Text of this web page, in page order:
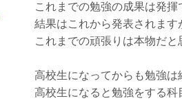
これまでの勉強の成果は発揮
結果はこれから発表されま
これまでの頑張りは本物だと
高校生になってからも勉強は
高校生になると勉強をする科